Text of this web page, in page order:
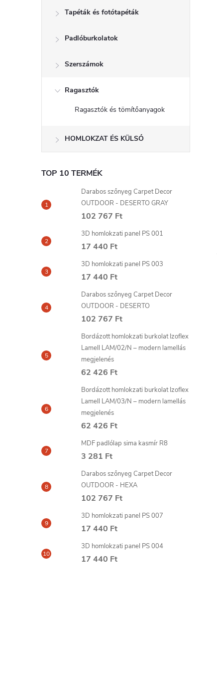
Tapéták és fotótapéták
Padlóburkolatok
Szerszámok
Ragasztók
Ragasztók és tömítőanyagok
HOMLOKZAT ÉS KÜLSŐ
TOP 10 TERMÉK
Darabos szőnyeg Carpet Decor
OUTDOOR - DESERTO GRAY
102 767 Ft
3D homlokzati panel PS 001
17 440 Ft
3D homlokzati panel PS 003
17 440 Ft
Darabos szőnyeg Carpet Decor
OUTDOOR - DESERTO
102 767 Ft
Bordázott homlokzati burkolat Izoflex
Lamell LAM/02/N – modern lamellás
megjelenés
62 426 Ft
Bordázott homlokzati burkolat Izoflex
Lamell LAM/03/N – modern lamellás
megjelenés
62 426 Ft
MDF padlólap sima kasmír R8
3 281 Ft
Darabos szőnyeg Carpet Decor
OUTDOOR - HEXA
102 767 Ft
3D homlokzati panel PS 007
17 440 Ft
3D homlokzati panel PS 004
17 440 Ft